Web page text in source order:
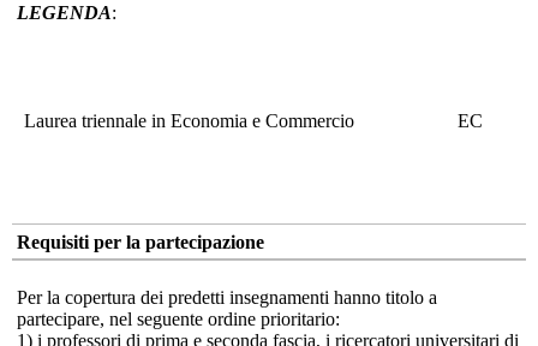
LEGENDA:
Laurea triennale in Economia e Commercio EC
Requisiti per la partecipazione
Per la copertura dei predetti insegnamenti hanno titolo a
partecipare, nel seguente ordine prioritario:
1) i professori di prima e seconda fascia, i ricercatori universitari di